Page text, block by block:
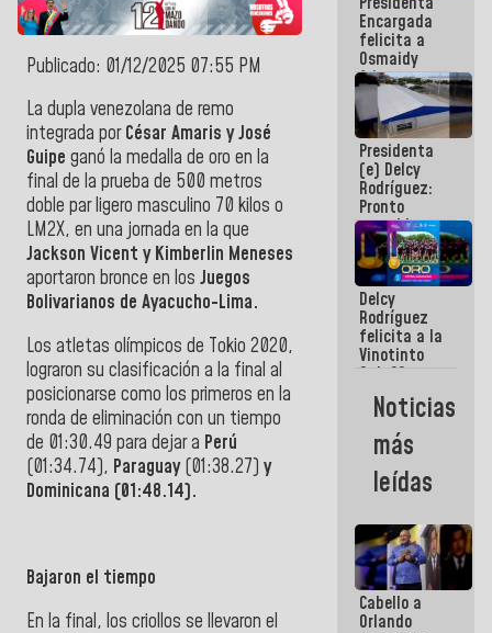
Publicado: 01/12/2025 07:55 PM
La dupla venezolana de remo
integrada porCésar Amaris y José
Guipe ganó la medalla de oro en la
final de la prueba de 500 metros
doble par ligero masculino 70 kilos o
LM2X, en una jornada en la que
Jackson Vicent y Kimberlin Meneses
aportaron bronce en los Juegos
Bolivarianos de Ayacucho-Lima.
Los atletas olímpicos de Tokio 2020,
lograron su clasificación a la final al
posicionarse como los primeros en la
ronda de eliminación con un tiempo
de 01:30.49 para dejar a Perú
(01:34.74), Paraguay(01:38.27) y
Dominicana (01:48.14).
Bajaron el tiempo
En la final, los criollos se llevaron el
post-sismos
Encargada
felicita a
Osmaidy
Arias y
Giraly
Marcano por
hacer
historia en
los
Centroamericanos
Presidenta
(e) Delcy
Rodríguez:
Pronto
restableceremos
las
operaciones
en el
Aeropuerto
Internacional
de
Maiquetía
Delcy
Rodríguez
felicita a la
Vinotinto
Sub 20
campeona
frente
México Sub
23 en los
Centroamericanos
Noticias
más
leídas
Cabello a
Orlando